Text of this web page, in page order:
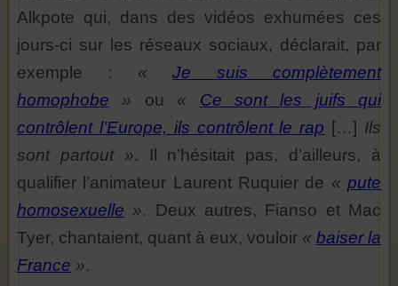
Alkpote qui, dans des vidéos exhumées ces
jours-ci sur les réseaux sociaux, déclarait, par
exemple : «Je suis complètement
homophobe » ou « Ce sont les juifs qui
contrôlent l’Europe, ils contrôlent le rap […] Ils
sont partout ». Il n’hésitait pas, d’ailleurs, à
qualifier l’animateur Laurent Ruquier de «pute
homosexuelle ». Deux autres, Fianso et Mac
Tyer, chantaient, quant à eux, vouloir « baiser la
France ».